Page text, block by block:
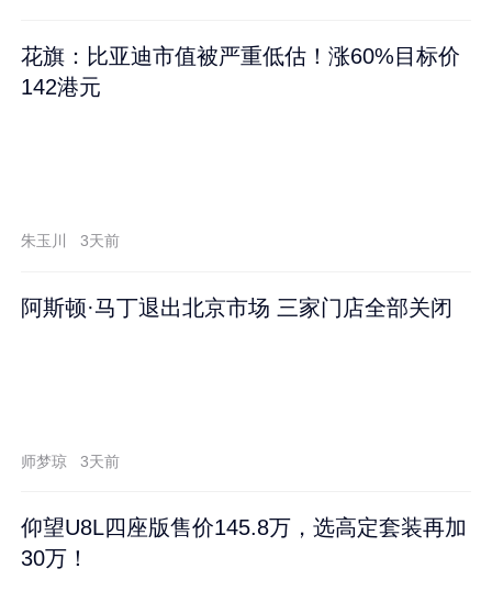
花旗：比亚迪市值被严重低估！涨60%目标价
142港元
朱玉川 3天前
阿斯顿·马丁退出北京市场 三家门店全部关闭
师梦琼 3天前
仰望U8L四座版售价145.8万，选高定套装再加
30万！